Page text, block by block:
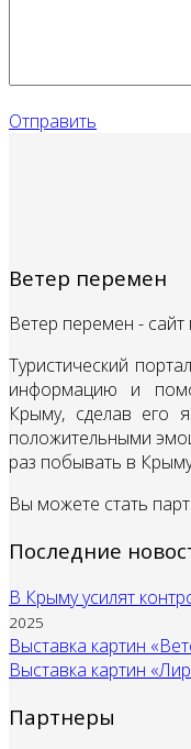
Отправить
Ветер перемен
Ветер перемен -
Туристический
информацию и
Крыму, сделав его
положительными
раз побывать в
Вы можете стать
Последние
В Крыму усилят
2025
Выставка картин
Выставка картин
Партнеры